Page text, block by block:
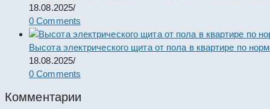
18.08.2025/
0 Comments
Высота электрического щита от пола в квартире по
18.08.2025/
0 Comments
Комментарии